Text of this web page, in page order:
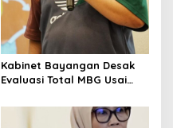
Kabinet Bayangan Desak
Evaluasi Total MBG Usai
Massal